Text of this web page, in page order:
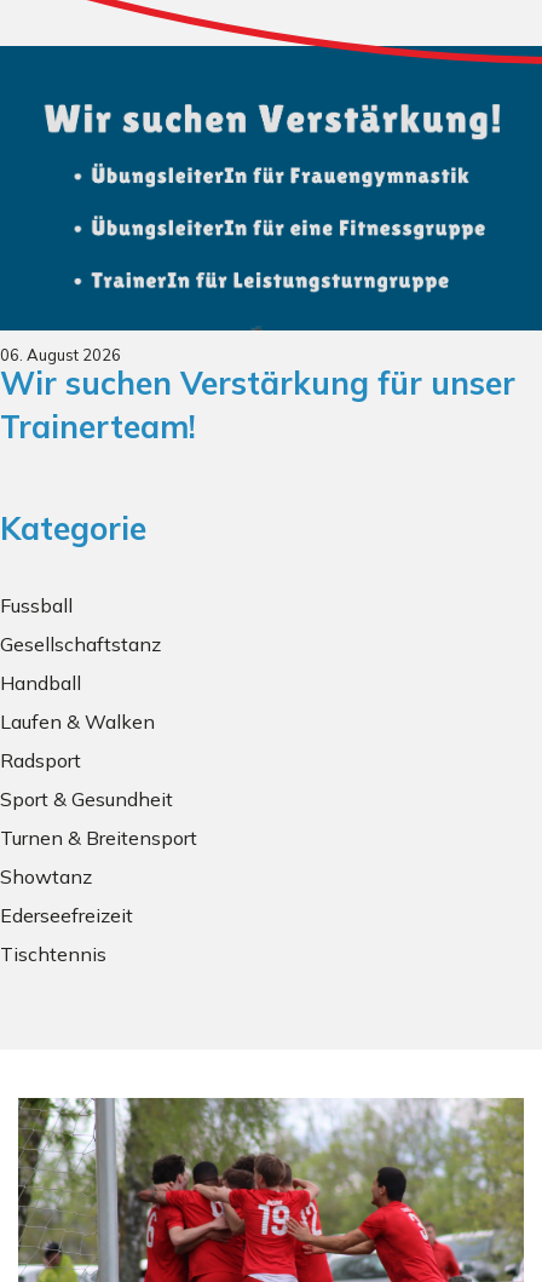
Wir suchen Verstärkung für unser
Trainerteam!
06. August 2026
Kategorie
Fussball
Gesellschaftstanz
Handball
Laufen & Walken
Radsport
Sport & Gesundheit
Turnen & Breitensport
Showtanz
Ederseefreizeit
Tischtennis